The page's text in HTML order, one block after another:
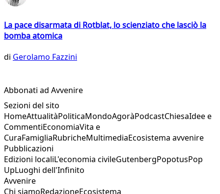
La pace disarmata di Rotblat, lo scienziato che lasciò la
bomba atomica
di Gerolamo Fazzini
Abbonati ad Avvenire
Sezioni del sito
HomeAttualitàPoliticaMondoAgoràPodcastChiesaIdee e
CommentiEconomiaVita e
CuraFamigliaRubricheMultimediaEcosistema avvenire
Pubblicazioni
Edizioni localiL'economia civileGutenbergPopotusPop
UpLuoghi dell'Infinito
Avvenire
Chi siamoRedazioneEcosistema